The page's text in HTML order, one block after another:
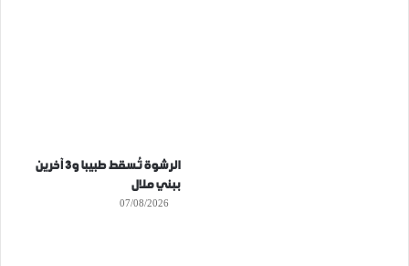
الرشوة تُسقط طبيبا و3 آخرين
ببني ملال
07/08/2026